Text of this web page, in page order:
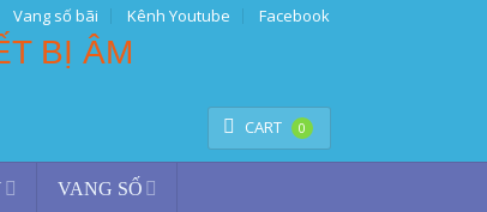
Vang số bãi Kênh Youtube Facebook
CART 0
VANG SỐ